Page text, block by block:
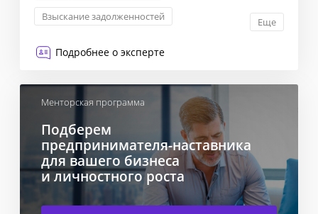
Взыскание задолженностей
Еще
Подробнее о эксперте
Менторская программа
Подберем
предпринимателя-наставника
для вашего бизнеса
и личностного роста